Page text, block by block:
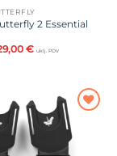
2 Essential
€Trenutna
uklj. PDV
Dodajte
na listu
želja